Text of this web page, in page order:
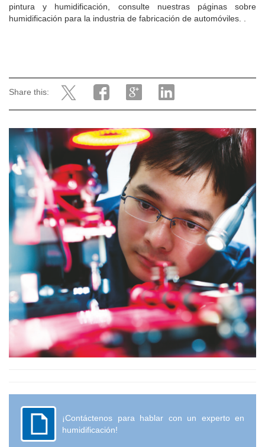
pintura y humidificación, consulte nuestras páginas sobre
humidificación para la industria de fabricación de automóviles. .
Share this:
¡Contáctenos para hablar con un experto en
humidificación!